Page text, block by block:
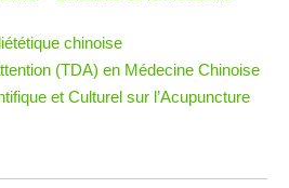
chinoise
(TDA) en Médecine Chinoise
et Culturel sur l’Acupuncture